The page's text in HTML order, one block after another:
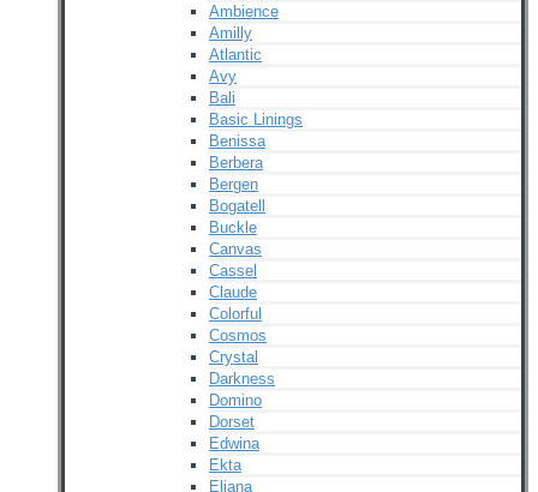
Ambience
Amilly
Atlantic
Avy
Bali
Basic Linings
Benissa
Berbera
Bergen
Bogatell
Buckle
Canvas
Cassel
Claude
Colorful
Cosmos
Crystal
Darkness
Domino
Dorset
Edwina
Ekta
Eliana